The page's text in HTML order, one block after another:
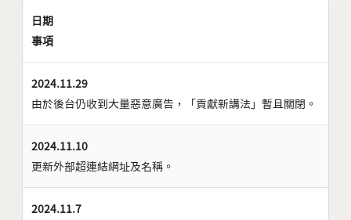
日期
事項
2024.11.29
由於後台仍收到大量惡意廣告，「貢獻新講法」暫且關閉。
2024.11.10
更新外部超連結網址及名稱。
2024.11.7